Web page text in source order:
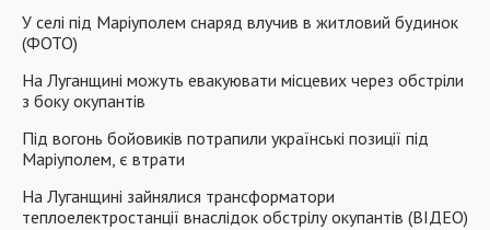
У селі під Маріуполем снаряд влучив в житловий будинок
(ФОТО)
На Луганщині можуть евакуювати місцевих через обстріли
з боку окупантів
Під вогонь бойовиків потрапили українські позиції під
Маріуполем, є втрати
На Луганщині зайнялися трансформатори
теплоелектростанції внаслідок обстрілу окупантів (ВІДЕО)